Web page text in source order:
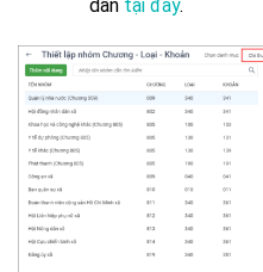
dẫn tại đây.